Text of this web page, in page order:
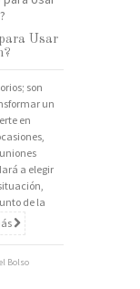
Usar
son
un
en
a elegir
de la
Bolso